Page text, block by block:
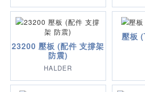
23200 壓板 (配件 支撐架
防震)
HALDER
壓板